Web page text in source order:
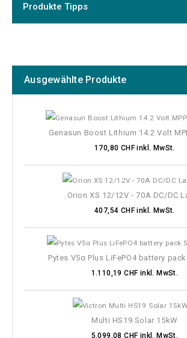
Produkte Tipps
Ausgewählte Produkte
Genasun Boost Lithium 14.2 Volt
170,80 CHF inkl. MwSt.
Orion XS 12/12V - 70A DC/DC
407,54 CHF inkl. MwSt.
Pytes V5α Plus LiFePO4 battery
1.110,19 CHF inkl. MwSt.
Multi HS19 Solar 15kW
5.099,08 CHF inkl. MwSt.